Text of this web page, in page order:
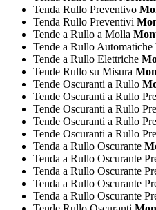
Tenda Rullo Preventivo
Tenda Rullo Preventivi
Tende a Rullo a Molla
Tende a Rullo Automatiche
Tende a Rullo Elettriche
Tende Rullo su Misura
Tende Oscuranti a Rullo
Tende Oscuranti a Rullo
Tende Oscuranti a Rullo
Tende Oscuranti a Rullo
Tende Oscuranti a Rullo
Tenda a Rullo Oscurante
Tenda a Rullo Oscurante
Tenda a Rullo Oscurante
Tenda a Rullo Oscurante
Tenda a Rullo Oscurante